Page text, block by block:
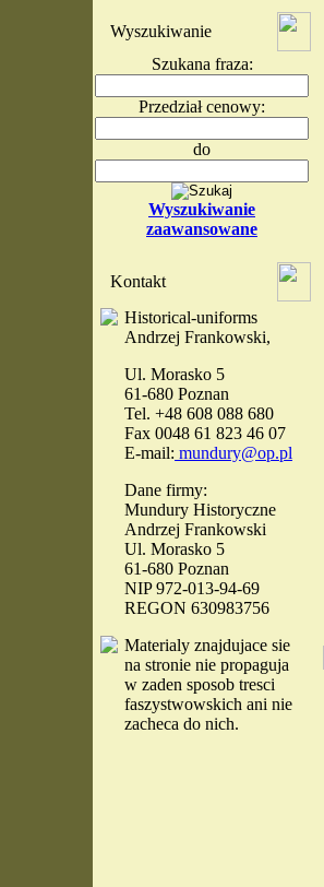
Wyszukiwanie
Szukana fraza:
Przedział cenowy:
do
Wyszukiwanie
zaawansowane
Kontakt
Historical-uniforms
Andrzej Frankowski,
Ul. Morasko 5
61-680 Poznan
Tel. +48 608 088 680
Fax 0048 61 823 46 07
E-mail: mundury@op.pl
Dane firmy:
Mundury Historyczne
Andrzej Frankowski
Ul. Morasko 5
61-680 Poznan
NIP 972-013-94-69
REGON 630983756
Materialy znajdujace sie
na stronie nie propaguja
w zaden sposob tresci
faszystwowskich ani nie
zacheca do nich.